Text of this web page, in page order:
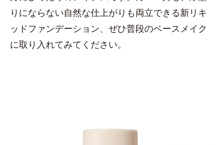
りにならない自然な仕上がりも両立できる新リキ
ッドファンデーション、ぜひ普段のベースメイク
に取り入れてみてください。